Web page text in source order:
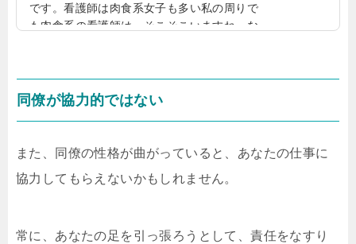
です。看護師は肉食系女子も多い私の周りで
も肉食系の看護師は、そこそこいますね。な
と思います。看護師は肉体労働だし夜勤もあ
る。体を動かす仕事だからこそ、肉食になり
る看護師もいますね。肉体労働もあり、性欲
る仕事看護師は命に関わる仕事なので、自然
同僚が協力的ではない
また、同僚の性格が曲がっていると、あなたの仕事に
協力してもらえないかもしれません。
常に、あなたの足を引っ張ろうとして、責任をなすり